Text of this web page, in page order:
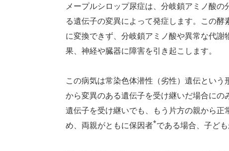
メープルシロップ尿症は、分岐鎖アミノ酸
る遺伝子の変異によって発症します。この
に変換できず、分岐鎖アミノ酸や異常な代
果、神経や臓器に障害を引き起こします。
この病気は常染色体潜性（劣性）遺伝とい
から変異のある遺伝子を受け継いだ場合に
遺伝子を受け継いでも、もう片方の親から
め、両親がともに保因者*である場合、子ど